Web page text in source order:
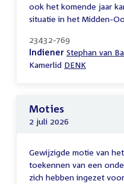
ook het komende jaar
situatie in het Midden-
23432-769
Indiener Stephan van
Kamerlid DENK
Moties
2 juli 2026
Gewijzigde motie van
toekennen van een
zich hebben ingezet